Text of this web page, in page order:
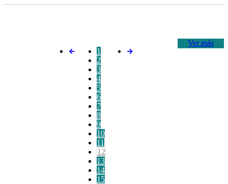
Ver más
1
2
3
4
5
6
7
8
9
10
11
12
13
14
15